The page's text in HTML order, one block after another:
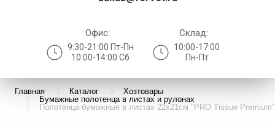
Офис:
9:30-21:00 Пт-Пн
10:00-14:00 Сб
Склад:
10:00-17:00
Пн-Пт
Главная Каталог
Хозтовары
Бумажные полотенца в листах и рулонах
Полотенца бумажные в листах 22х21см "PRO Tissue